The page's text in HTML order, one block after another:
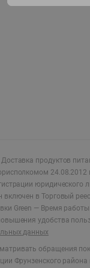
продуктов
24.08.2012
юридического
включен в Торговый
Green — Время
удобства
данных
обращения
Фрунзенского